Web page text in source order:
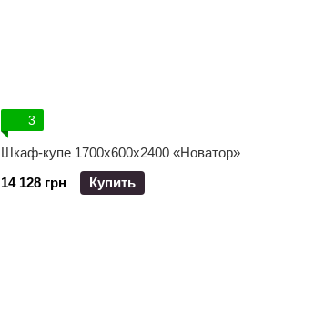
3
Шкаф-купе 1700x600x2400 «Новатор»
14 128 грн
Купить